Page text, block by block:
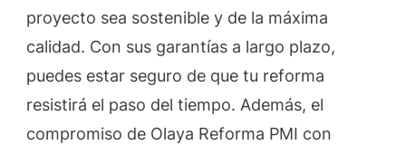
proyecto sea sostenible y de la máxima
calidad. Con sus garantías a largo plazo,
puedes estar seguro de que tu reforma
resistirá el paso del tiempo. Además, el
compromiso de Olaya Reforma PMI con